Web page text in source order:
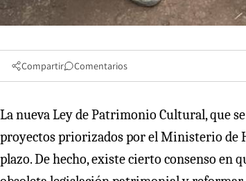
Compartir Comentarios
La nueva Ley de Patrimonio Cultural, que
proyectos priorizados por el Ministerio de
plazo. De hecho, existe cierto consenso en